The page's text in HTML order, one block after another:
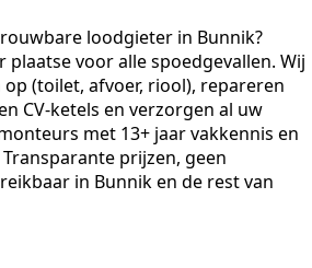
loodgieter in Bunnik?
plaatse voor alle spoedgevallen. Wij
(toilet, afvoer, riool), repareren
CV-ketels en verzorgen al uw
met 13+ jaar vakkennis en
prijzen, geen
in Bunnik en de rest van